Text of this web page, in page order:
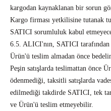
kargodan kaynaklanan bir sorun
Kargo firması yetkilisine tutanak
SATICI sorumluluk kabul
6.5. ALICI'nın, SATICI tarafından
Ürün'ü teslim almadan önce
Peşin satışlarda teslimattan önce
ödenmediği, taksitli satışlarda
edilmediği takdirde SATICI, tek
ve Ürün'ü teslim etmeyebilir.